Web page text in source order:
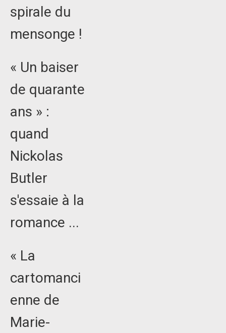
spirale du
mensonge !
« Un baiser
de quarante
ans » :
quand
Nickolas
Butler
s'essaie à la
romance ...
« La
cartomanci
enne de
Marie-